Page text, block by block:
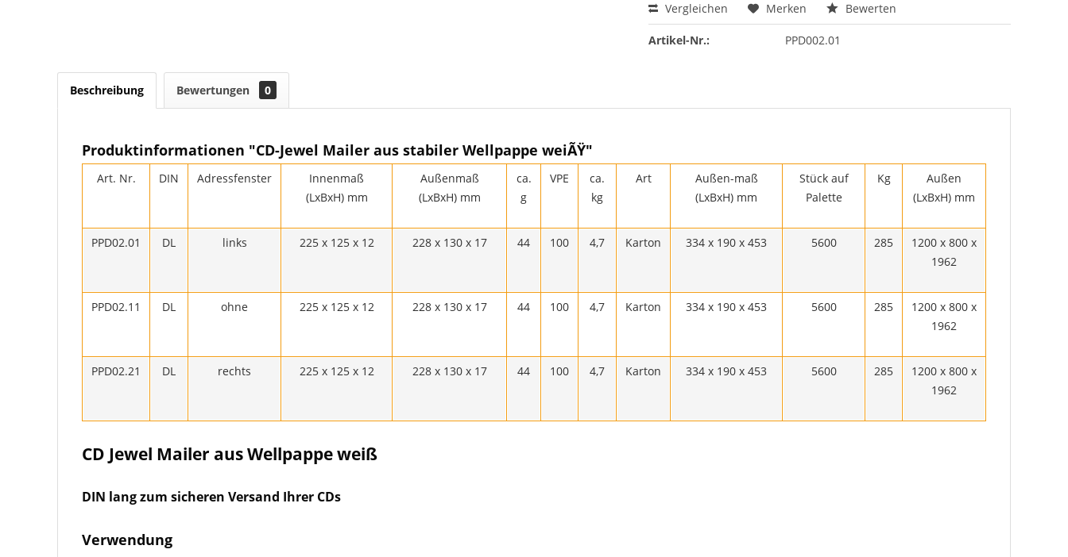
Vergleichen Merken Bewerten
Artikel-Nr.: PPD002.01
Beschreibung Bewertungen 0
Produktinformationen "CD-Jewel Mailer aus stabiler Wellpappe weiÃŸ"
Art. Nr. DIN Adressfenster
Innenmaß
(LxBxH) mm
Außenmaß
(LxBxH) mm
ca.
g
VPE
ca.
kg
Art
Außen-maß
(LxBxH) mm
Stück auf
Palette
Kg
Außen
(LxBxH) mm
PPD02.01 DL links 225 x 125 x 12 228 x 130 x 17 44 100 4,7 Karton 334 x 190 x 453 5600 285
1200 x 800 x
1962
PPD02.11 DL ohne 225 x 125 x 12 228 x 130 x 17 44 100 4,7 Karton 334 x 190 x 453 5600 285
1200 x 800 x
1962
PPD02.21 DL rechts 225 x 125 x 12 228 x 130 x 17 44 100 4,7 Karton 334 x 190 x 453 5600 285
1200 x 800 x
1962
CD Jewel Mailer aus Wellpappe weiß
DIN lang zum sicheren Versand Ihrer CDs
Verwendung